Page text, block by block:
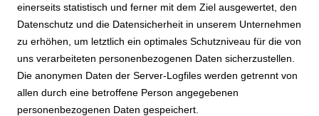
einerseits statistisch und ferner mit dem Ziel ausgewertet, den
Datenschutz und die Datensicherheit in unserem Unternehmen
zu erhöhen, um letztlich ein optimales Schutzniveau für die von
uns verarbeiteten personenbezogenen Daten sicherzustellen.
Die anonymen Daten der Server-Logfiles werden getrennt von
allen durch eine betroffene Person angegebenen
personenbezogenen Daten gespeichert.